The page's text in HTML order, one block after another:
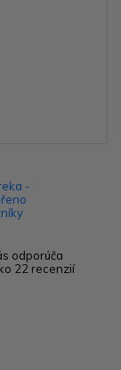
odporúča
22 recenzií